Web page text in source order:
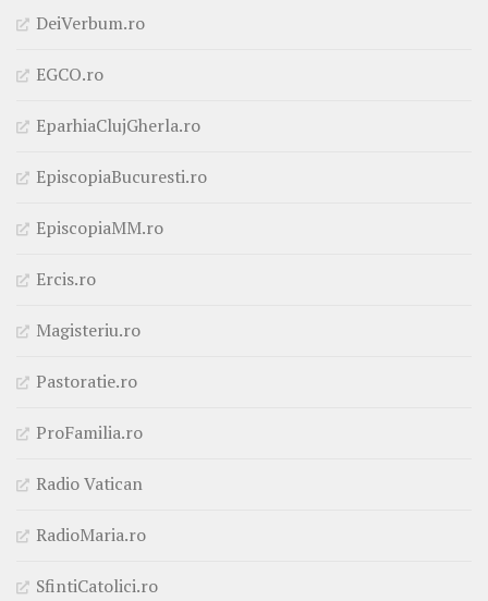
DeiVerbum.ro
EGCO.ro
EparhiaClujGherla.ro
EpiscopiaBucuresti.ro
EpiscopiaMM.ro
Ercis.ro
Magisteriu.ro
Pastoratie.ro
ProFamilia.ro
Radio Vatican
RadioMaria.ro
SfintiCatolici.ro